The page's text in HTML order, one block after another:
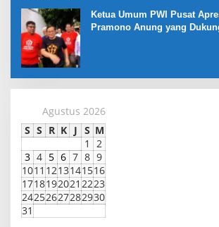
Ketua Umum PWI Pusat
Pramono Anung yang
Agustus 2026
S S R K J S M
1
2
3 4 5 6 7 8 9
1011 1213141516
1718192021 2223
24252627282930
31